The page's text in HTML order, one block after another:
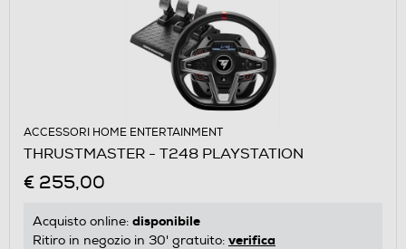
ACCESSORI HOME ENTERTAINMENT
THRUSTMASTER - T248 PLAYSTATION
€ 255,00
Acquisto online: disponibile
Ritiro in negozio in 30' gratuito: verifica